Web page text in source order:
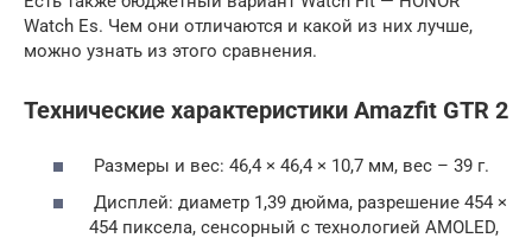
Watch Es. Чем они отличаются и какой из них лучше,
можно узнать из этого сравнения.
Технические характеристики Amazfit GTR 2
Размеры и вес: 46,4 × 46,4 × 10,7 мм, вес – 39 г.
Дисплей: диаметр 1,39 дюйма, разрешение 454 ×
454 пиксела, сенсорный с технологией AMOLED,